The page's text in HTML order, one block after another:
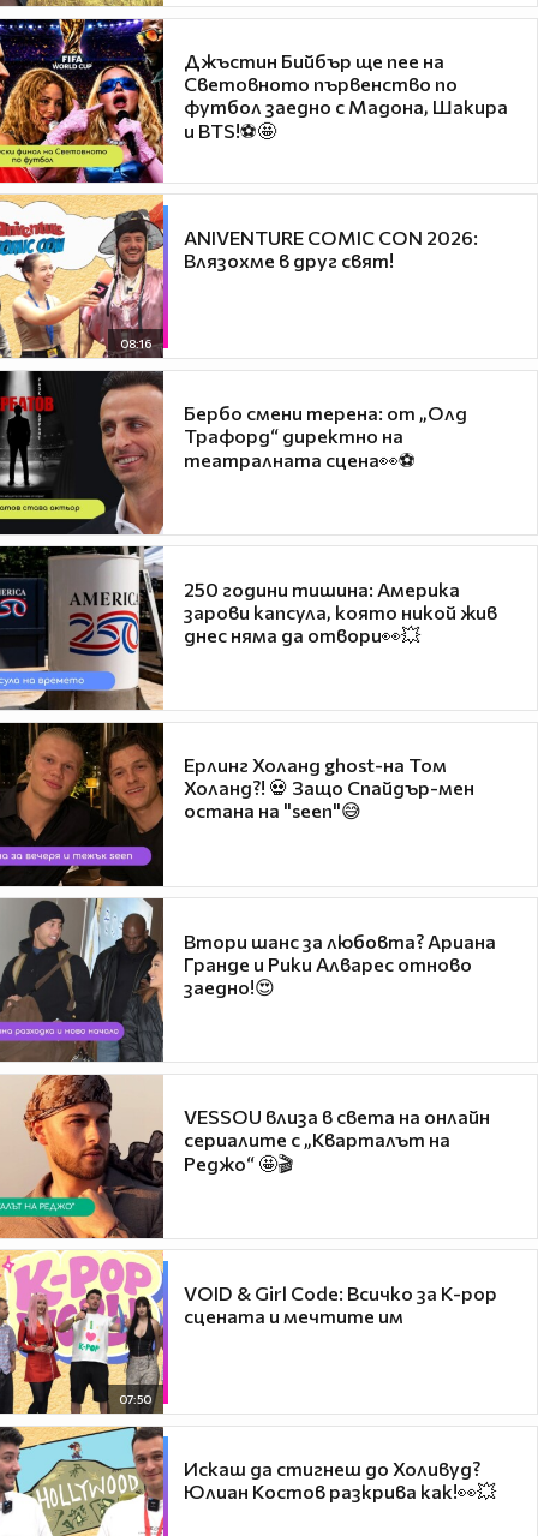
Джъстин Бийбър ще пее на
Световното първенство по
футбол заедно с Мадона, Шакира
и BTS!⚽🤩
08:16
ANIVENTURE COMIC CON 2026:
Влязохме в друг свят!
Бербо смени терена: от „Олд
Трафорд“ директно на
театралната сцена👀⚽
250 години тишина: Америка
зарови капсула, която никой жив
днес няма да отвори👀💥
Ерлинг Холанд ghost-на Том
Холанд?! 💀 Защо Спайдър-мен
остана на "seen"😅
Втори шанс за любовта? Ариана
Гранде и Рики Алварес отново
заедно!😍
VESSOU влиза в света на онлайн
сериалите с „Кварталът на
Реджо“ 🤩🎬
07:50
VOID & Girl Code: Всичко за K-pop
сцената и мечтите им
Искаш да стигнеш до Холивуд?
Юлиан Костов разкрива как!👀💥